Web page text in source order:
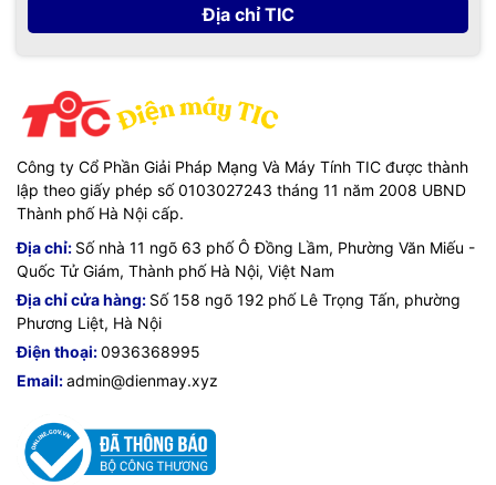
Địa chỉ TIC
Công ty Cổ Phần Giải Pháp Mạng Và Máy Tính TIC được thành
lập theo giấy phép số 0103027243 tháng 11 năm 2008 UBND
Thành phố Hà Nội cấp.
Địa chỉ: Số nhà 11 ngõ 63 phố Ô Đồng Lầm, Phường Văn Miếu -
Quốc Tử Giám, Thành phố Hà Nội, Việt Nam
Địa chỉ cửa hàng: Số 158 ngõ 192 phố Lê Trọng Tấn, phường
Phương Liệt, Hà Nội
Điện thoại:0936368995
Email:admin@dienmay.xyz